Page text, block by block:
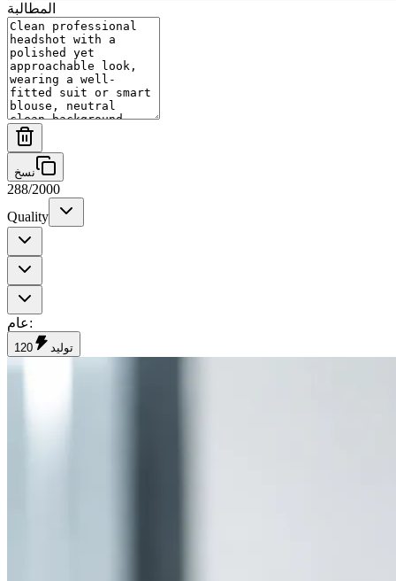
المطالبة
نسخ
288/2000
Quality
عام:
توليد 120